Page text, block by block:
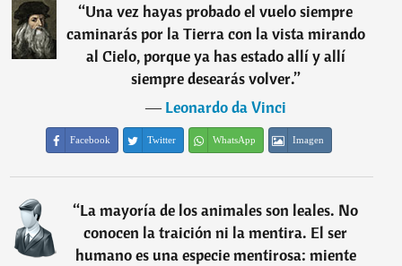
“Una vez hayas probado el vuelo siempre
caminarás por la Tierra con la vista mirando
al Cielo, porque ya has estado allí y allí
siempre desearás volver.”
―Leonardo da Vinci
Facebook Twitter WhatsApp Imagen
“La mayoría de los animales son leales. No
conocen la traición ni la mentira. El ser
humano es una especie mentirosa: miente